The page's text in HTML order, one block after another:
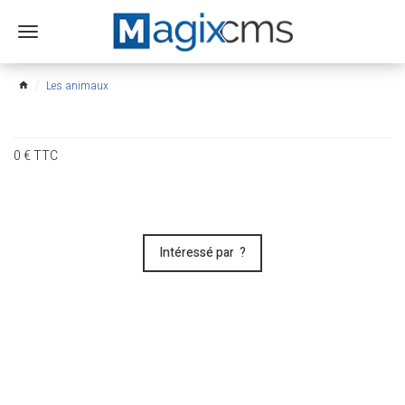
Ouvrir
menu
home Les animaux
0€TTC
Intéressé par ?